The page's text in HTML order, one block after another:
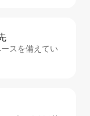
スを備えてい